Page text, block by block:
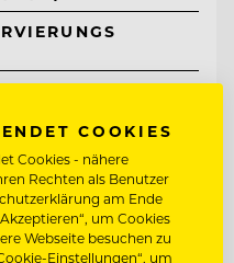
COOKIES
Cookies - nähere
Rechten als Benutzer
am Ende
um Cookies
Webseite besuchen zu
Einstellungen“, um